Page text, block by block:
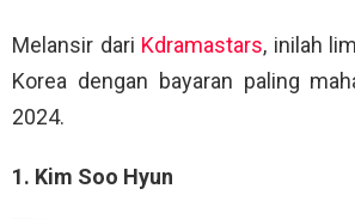
Melansir dari Kdramastars, inilah
Korea dengan bayaran paling
2024.
1. Kim Soo Hyun